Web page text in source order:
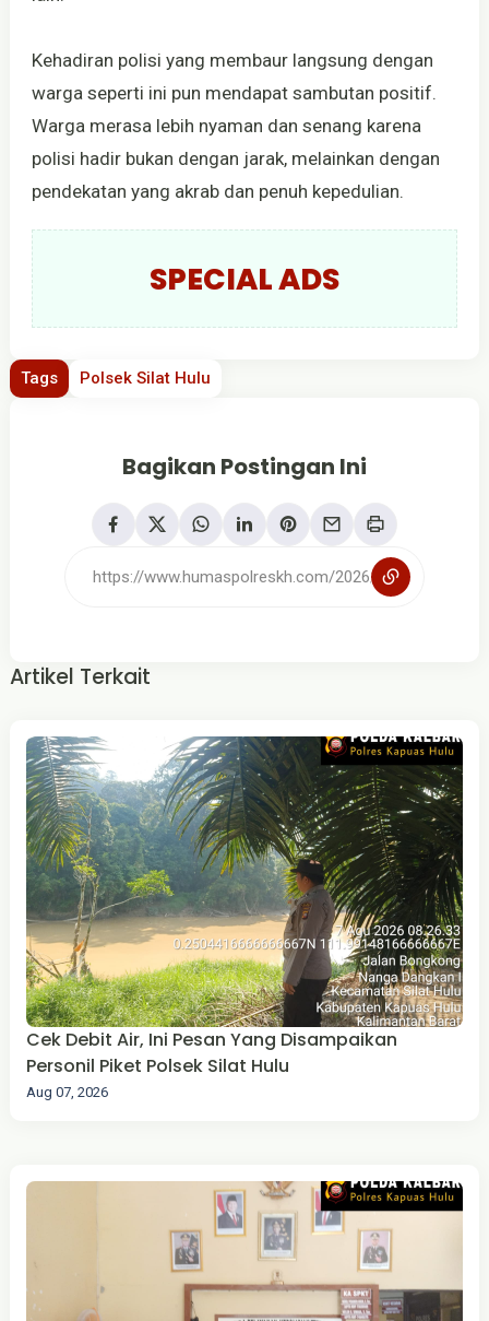
Kehadiran polisi yang membaur langsung dengan
warga seperti ini pun mendapat sambutan positif.
Warga merasa lebih nyaman dan senang karena
polisi hadir bukan dengan jarak, melainkan dengan
pendekatan yang akrab dan penuh kepedulian.
SPECIAL ADS
Tags Polsek Silat Hulu
Bagikan Postingan Ini
Artikel Terkait
Cek Debit Air, Ini Pesan Yang Disampaikan
Personil Piket Polsek Silat Hulu
Aug 07, 2026